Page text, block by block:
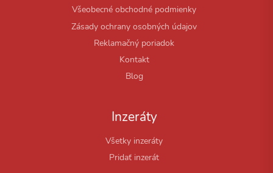
Všeobecné obchodné podmienky
Zásady ochrany osobných údajov
Reklamačný poriadok
Kontakt
Blog
Inzeráty
Všetky inzeráty
Pridať inzerát